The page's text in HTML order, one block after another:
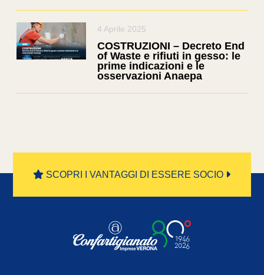
4 Aprile 2025
COSTRUZIONI – Decreto End
of Waste e rifiuti in gesso: le
prime indicazioni e le
osservazioni Anaepa
SCOPRI I VANTAGGI DI ESSERE SOCIO